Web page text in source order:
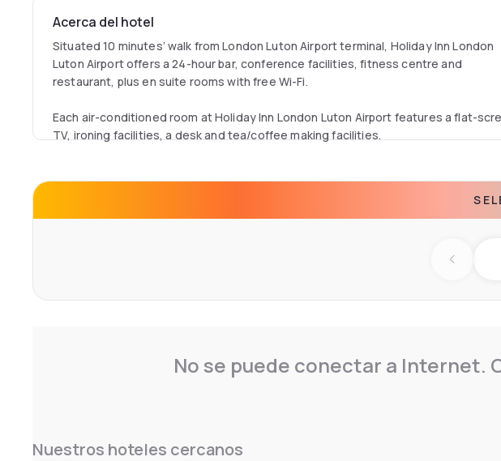
Acerca del hotel
Situated 10 minutes’ walk from London Luton Airport terminal, Holiday Inn London
Luton Airport offers a 24-hour bar, conference facilities, fitness centre and
restaurant, plus en suite rooms with free Wi-Fi.
Each air-conditioned room at Holiday Inn London Luton Airport features a flat-
TV, ironing facilities, a desk and tea/coffee making facilities.
No se puede conectar a Internet.
Nuestros hoteles cercanos